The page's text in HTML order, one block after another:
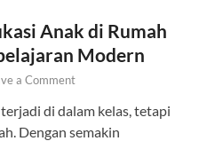
Anak di Rumah
Modern
a Comment
di dalam kelas, tetapi
Dengan semakin